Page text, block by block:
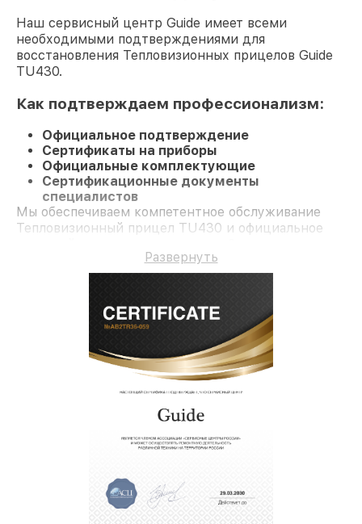
Наш сервисный центр Guide имеет всеми
необходимыми подтверждениями для
восстановления Тепловизионных прицелов Guide
TU430.
Как подтверждаем профессионализм:
Официальное подтверждение
Сертификаты на приборы
Официальные комплектующие
Сертификационные документы
специалистов
Мы обеспечиваем компетентное обслуживание
Тепловизионный прицел TU430 и официальное
Развернуть